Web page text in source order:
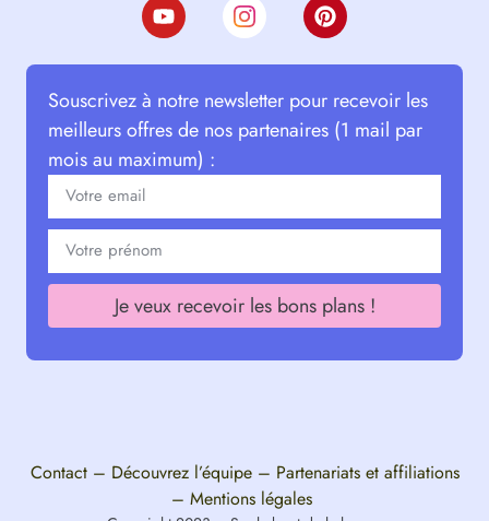
Souscrivez à notre newsletter pour recevoir les
meilleurs offres de nos partenaires (1 mail par
mois au maximum) :
Je veux recevoir les bons plans !
Contact– Découvrez l’équipe– Partenariats et affiliations
– Mentions légales